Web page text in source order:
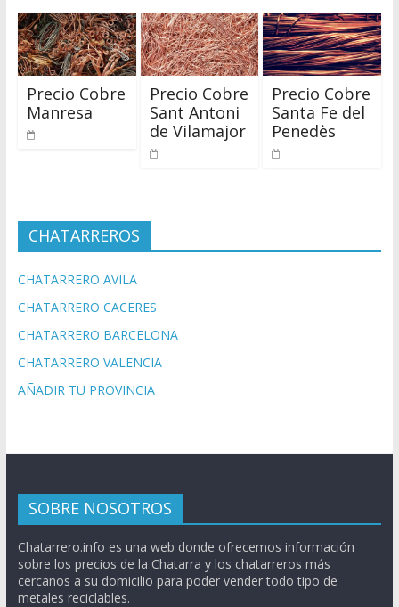
Precio Cobre
Manresa
Precio Cobre
Sant Antoni
de Vilamajor
Precio Cobre
Santa Fe del
Penedès
CHATARREROS
CHATARRERO AVILA
CHATARRERO CACERES
CHATARRERO BARCELONA
CHATARRERO VALENCIA
AÑADIR TU PROVINCIA
SOBRE NOSOTROS
Chatarrero.info es una web donde ofrecemos información
sobre los precios de la Chatarra y los chatarreros más
cercanos a su domicilio para poder vender todo tipo de
metales reciclables.